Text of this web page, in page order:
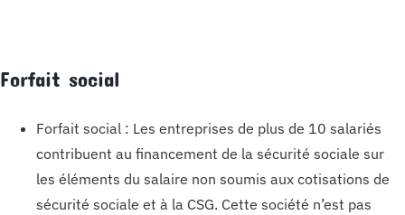
Forfait social
Forfait social : Les entreprises de plus de 10 salariés
contribuent au financement de la sécurité sociale sur
les éléments du salaire non soumis aux cotisations de
sécurité sociale et à la CSG. Cette société n’est pas